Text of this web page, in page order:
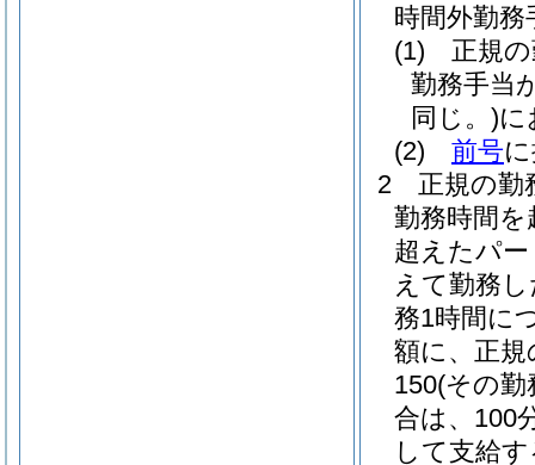
時間外勤
(1)
正規
勤務手当
同じ。)
(2)
前号
2
正規の勤
勤務時間
超えたパ
えて勤務
務1時間に
額に、正
150(その勤
合は、100
して支給